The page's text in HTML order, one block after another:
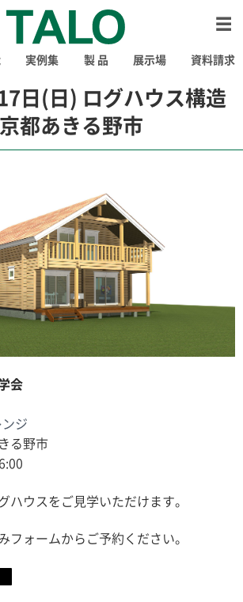
実例集 製 品 展示場 資料請求
日(日) ログハウス構造
都あきる野市
会
ジ
る野市
ハウスをご見学いただけます。
フォームからご予約ください。